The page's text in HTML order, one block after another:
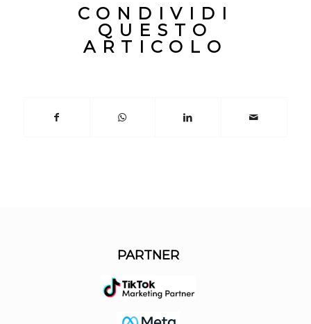
CONDIVIDI
QUESTO
ARTICOLO
PARTNER